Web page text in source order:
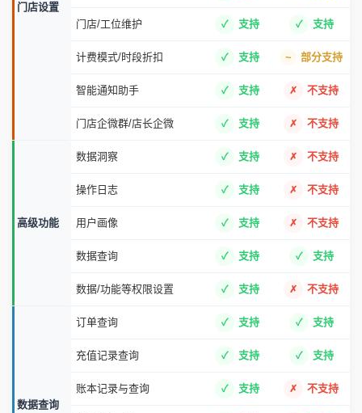
门店设置
门店/工位维护 支持 支持
计费模式/时段折扣 支持 部分支持
智能通知助手 支持 不支持
门店企微群/店长企微 支持 不支持
高级功能
数据洞察 支持 不支持
操作日志 支持 不支持
用户画像 支持 不支持
数据查询 支持 支持
数据/功能等权限设置 支持 不支持
数据查询
订单查询 支持 支持
充值记录查询 支持 支持
账本记录与查询 支持 不支持